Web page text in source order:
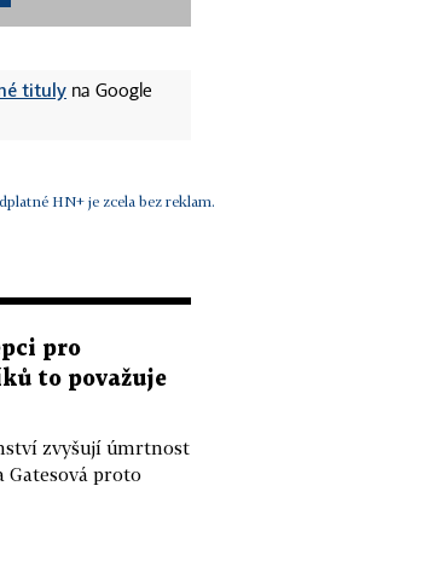
tituly na Google
HN+ je zcela bez reklam.
pro
to považuje
zvyšují úmrtnost
Gatesová proto